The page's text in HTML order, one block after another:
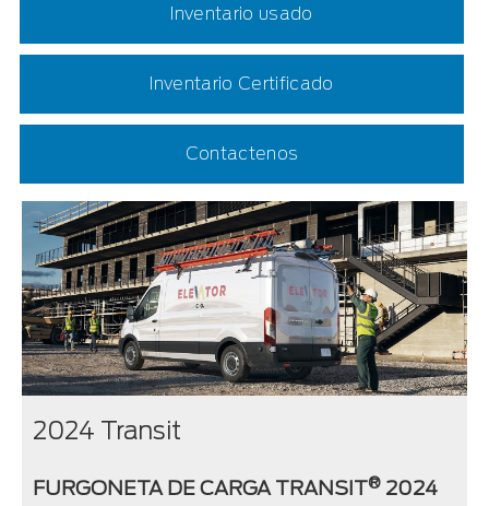
Inventario usado
Inventario Certificado
Contactenos
2024 Transit
FURGONETA DE CARGA TRANSIT® 2024